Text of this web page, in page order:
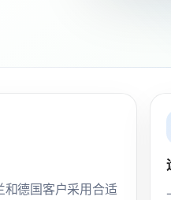
和德国客户采用合适